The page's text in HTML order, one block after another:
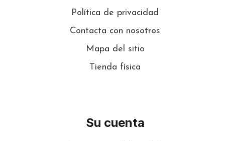
Política de privacidad
Contacta con nosotros
Mapa del sitio
Tienda física
Su cuenta